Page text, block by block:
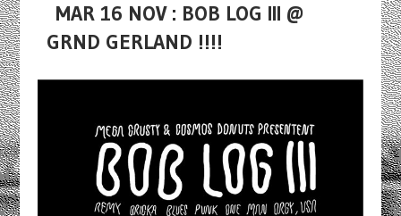
MAR 16 NOV : BOB LOG III @
GRND GERLAND !!!!